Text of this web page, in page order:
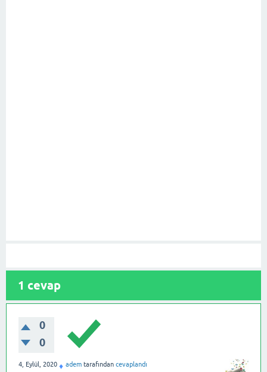
1 cevap
0
0
4, Eylül, 2020 ♦ adem tarafından cevaplandı